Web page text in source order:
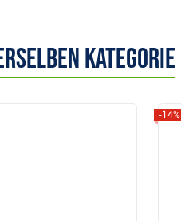
Kategorie
-14%